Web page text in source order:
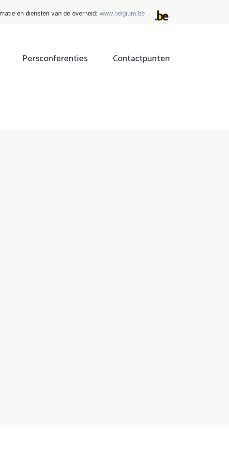
en diensten van de overheid: www.belgium.be
Persconferenties Contactpunten